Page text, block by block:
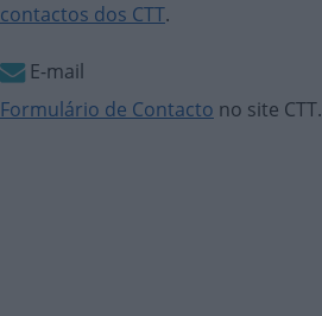
contactos dos CTT.
E-mail
Formulário de Contacto no site CTT.